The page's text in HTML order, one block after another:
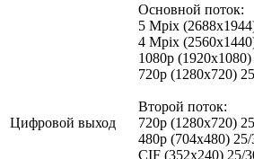
Цифровой выход
Основной поток:
5 Mpix
4 Mpix
1080p
720p (1280х720)
Второй поток:
720p (1280х720)
480p (704x480) 25/
CIF (352x240) 25/